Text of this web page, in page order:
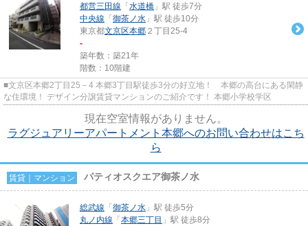
都営三田線 「 水道橋 」駅 徒歩7分
中央線 「 御茶ノ水 」駅 徒歩10分
東京都文京区本郷 ２丁目25-4
-
築年数：築21年
階数：10階建
■文京区本郷2丁目25－4 本郷3丁目駅徒歩3分の好立地！ 本郷の高台にある閑静
な住環境！ デザイン分譲賃貸マンションのご紹介です！ 本郷小学校学区
現在空室情報がありません。
ラグジュアリーアパートメント本郷へのお問い合わせはこち
ら
賃貸｜マンション パティオスクエア御茶ノ水
総武線 「 御茶ノ水 」駅 徒歩5分
丸ノ内線 「 本郷三丁目 」駅 徒歩8分